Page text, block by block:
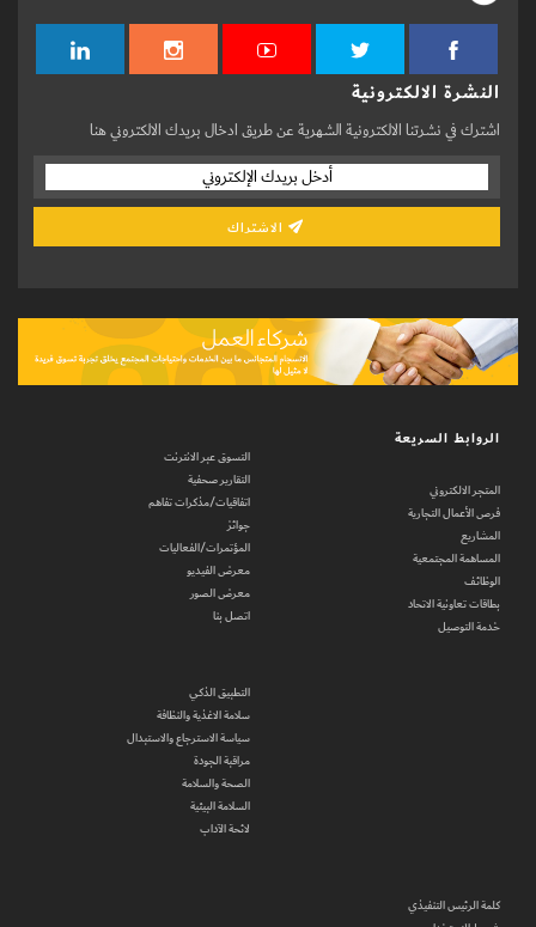
النشرة الالكترونية
اشترك في نشرتنا الالكترونية الشهرية عن طريق ادخال بريدك الالكتروني هنا
الروابط السريعة
المتجر الالكتروني
فرص الأعمال التجارية
المشاريع
المساهمة المجتمعية
الوظائف
بطاقات تعاونية الاتحاد
خدمة التوصيل
التسوق عبر الانترنت
التقارير صحفية
اتفاقيات/مذكرات تفاهم
جوائز
المؤتمرات/الفعاليات
معرض الفيديو
معرض الصور
اتصل بنا
التطبيق الذكي
سلامة الاغذية والنظافة
سياسة الاسترجاع والاستبدال
مراقبة الجودة
الصحة والسلامة
السلامة البيئية
لائحة الآداب
كلمة الرئيس التنفيذي